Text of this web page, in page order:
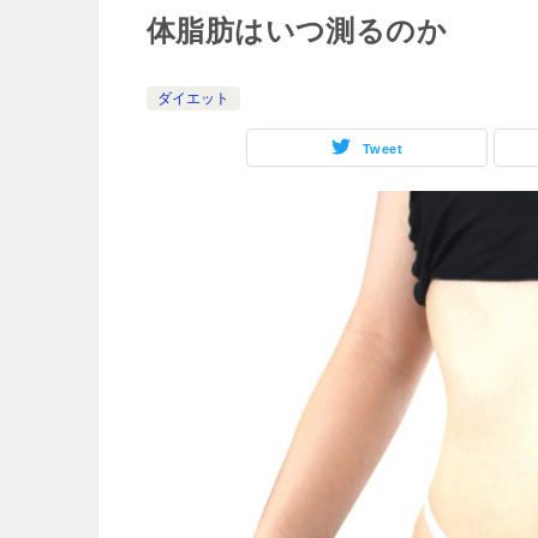
体脂肪はいつ測るのか
ダイエット
Tweet